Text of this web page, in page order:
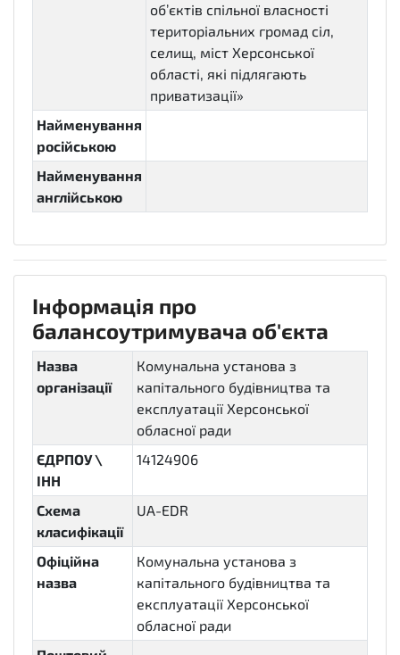
об’єктів спільної власності
територіальних громад сіл,
селищ, міст Херсонської
області, які підлягають
приватизації»
Найменування
російською
Найменування
англійською
Інформація про
балансоутримувача об'єкта
Назва
організації
Комунальна установа з
капітального будівництва та
експлуатації Херсонської
обласної ради
ЄДРПОУ \
ІНН
14124906
Схема
класифікації
UA-EDR
Офіційна
назва
Комунальна установа з
капітального будівництва та
експлуатації Херсонської
обласної ради